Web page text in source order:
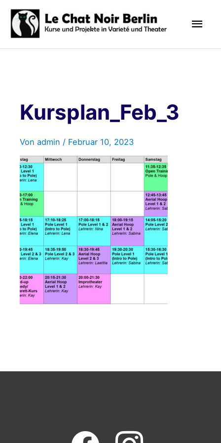
Zum
Inhalt
springen
Kursplan_Feb_3
Vonadmin / Februar 10, 2023
facebook instagram